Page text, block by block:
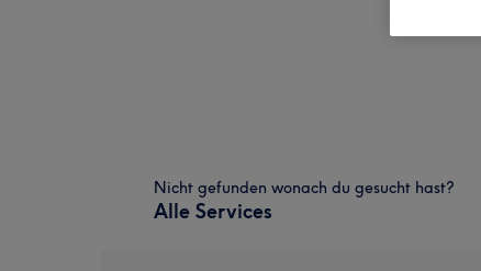
Nicht gefunden wonach du gesucht hast?
Alle Services